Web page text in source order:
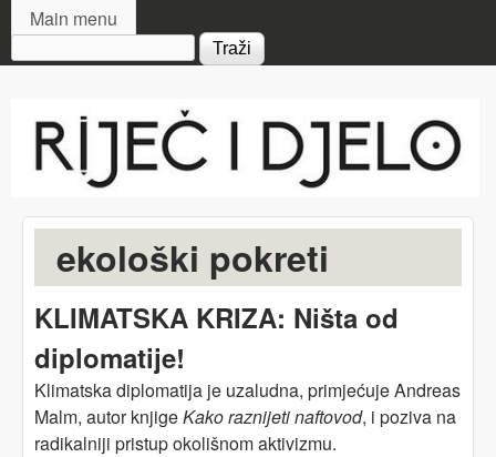
MAIN MENU
Main menu
Search form
i djelo
ekološki pokreti
KLIMATSKA KRIZA: Ništa od
diplomatije!
Klimatska diplomatija je uzaludna, primjećuje Andreas
Malm, autor knjigeKako raznijeti naftovod, i poziva na
radikalniji pristup okolišnom aktivizmu.